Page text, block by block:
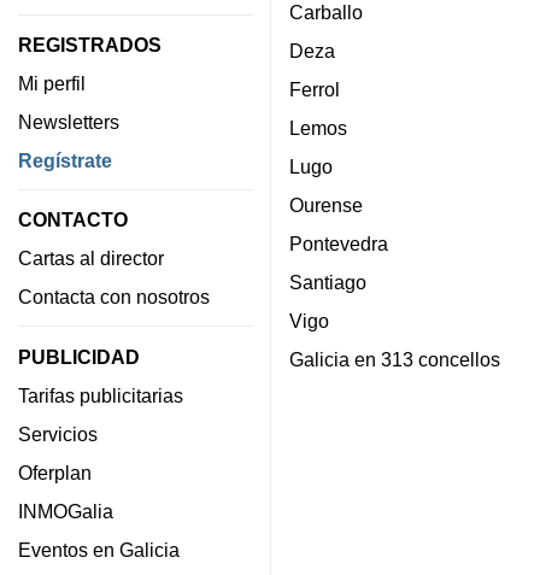
REGISTRADOS
Mi perfil
Newsletters
Regístrate
CONTACTO
Cartas al director
Contacta con nosotros
PUBLICIDAD
Tarifas publicitarias
Servicios
Oferplan
INMOGalia
Eventos en Galicia
Carballo
Deza
Ferrol
Lemos
Lugo
Ourense
Pontevedra
Santiago
Vigo
Galicia en 313 concellos